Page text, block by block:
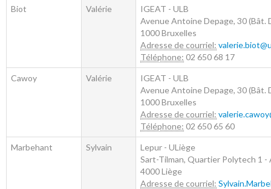
Biot Valérie
IGEAT - ULB
Avenue Antoine Depage, 30 (Bât.
1000Bruxelles
Adresse de courriel:
Téléphone: 02 650 68 17
Cawoy Valérie
IGEAT - ULB
Avenue Antoine Depage, 30 (Bât.
1000Bruxelles
Adresse de courriel:
Téléphone: 02 650 65 60
Marbehant Sylvain
Lepur - ULiège
Sart-Tilman, Quartier Polytech 1 -
4000Liège
Adresse de courriel: